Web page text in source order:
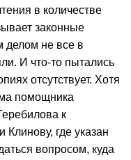
в количестве
законные
делом не все в
И что-то пытались
отсутствует. Хотя
помощника
к
Клинову, где указан
вопросом, куда